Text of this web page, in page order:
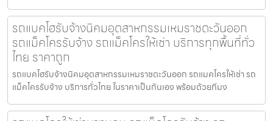
รถแบคโฮรับจ้างนิคมอุตสาหกรรมเหมราชตะวันออก
รถแม็คโครรับจ้าง รถแม็คโครให้เช่า บริการทุกพื้นที่ทั่ว
ไทย ราคาถูก
รถแบคโฮรับจ้างนิคมอุตสาหกรรมเหมราชตะวันออก รถแมคโครให้เช่า รถ
แม็คโครรับจ้าง บริการทั่วไทย ในราคาเป็นกันเอง พร้อมด้วยทีมง